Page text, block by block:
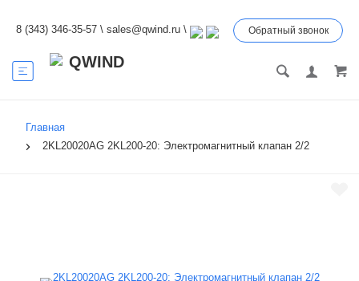
8 (343) 346-35-57 \ sales@qwind.ru \ Обратный звонок
Главная
2KL20020AG 2KL200-20: Электромагнитный клапан 2/2